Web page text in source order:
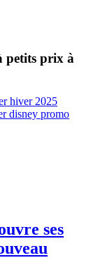
petits prix à
ses